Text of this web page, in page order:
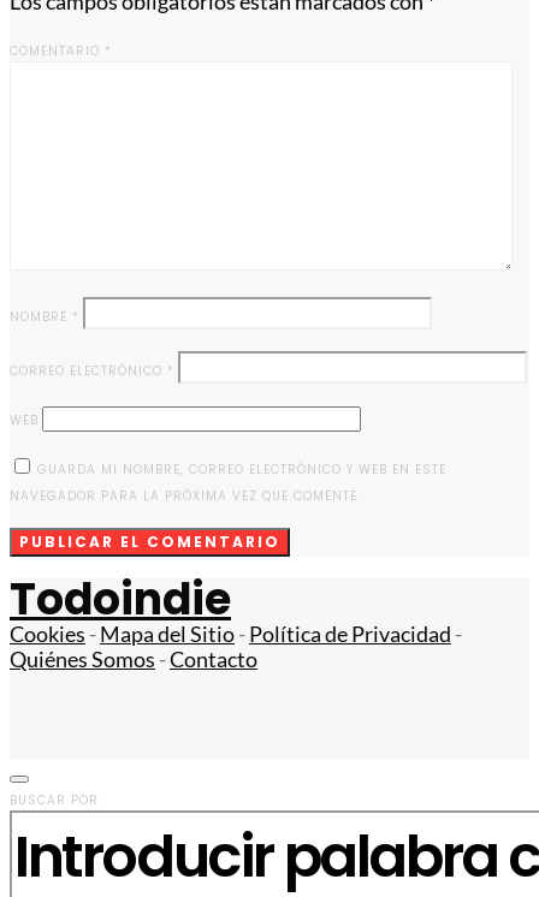
COMENTARIO *
NOMBRE *
CORREO ELECTRÓNICO *
WEB
GUARDA MI NOMBRE, CORREO ELECTRÓNICO Y WEB EN ESTE
NAVEGADOR PARA LA PRÓXIMA VEZ QUE COMENTE.
Todoindie
Cookies -Mapa del Sitio-Política de Privacidad -
Quiénes Somos -Contacto
BUSCAR POR: